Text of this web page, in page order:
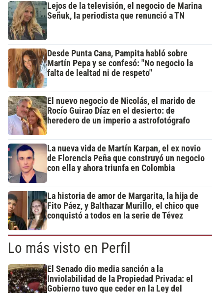
Lejos de la televisión, el negocio de Marina
Señuk, la periodista que renunció a TN
Desde Punta Cana, Pampita habló sobre
Martín Pepa y se confesó: "No negocio la
falta de lealtad ni de respeto"
El nuevo negocio de Nicolás, el marido de
Rocío Guirao Díaz en el desierto: de
heredero de un imperio a astrofotógrafo
La nueva vida de Martín Karpan, el ex novio
de Florencia Peña que construyó un negocio
con ella y ahora triunfa en Colombia
La historia de amor de Margarita, la hija de
Fito Páez, y Balthazar Murillo, el chico que
conquistó a todos en la serie de Tévez
Lo más visto en Perfil
El Senado dio media sanción a la
Inviolabilidad de la Propiedad Privada: el
Gobierno tuvo que ceder en la Ley del